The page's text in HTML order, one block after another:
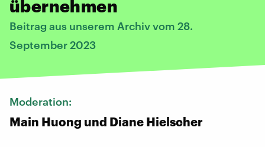
übernehmen
Beitrag aus unserem Archiv vom 28.
September 2023
Moderation:
Main Huong und Diane Hielscher